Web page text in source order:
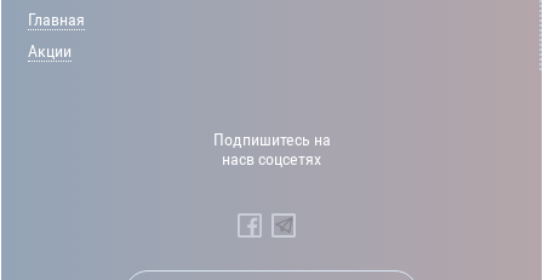
Главная
Акции
Подпишитесь на
насв соцсетях